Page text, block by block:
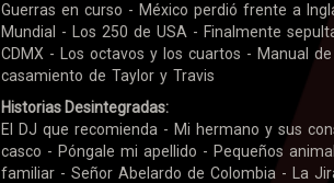
Guerras en curso - México perdió frente a
Mundial - Los 250 de USA - Finalmente
CDMX - Los octavos y los cuartos - Manual
casamiento de Taylor y Travis
Historias Desintegradas:
El DJ que recomienda - Mi hermano y sus
casco - Póngale mi apellido - Pequeños
familiar - Señor Abelardo de Colombia - La